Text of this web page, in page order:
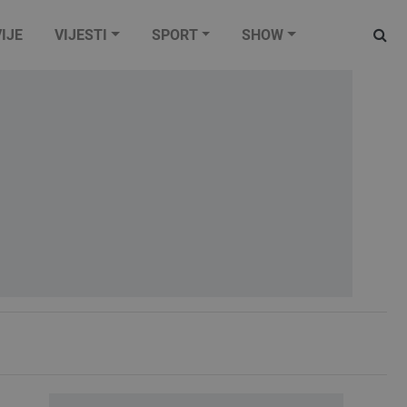
VIJESTI SPORT SHOW